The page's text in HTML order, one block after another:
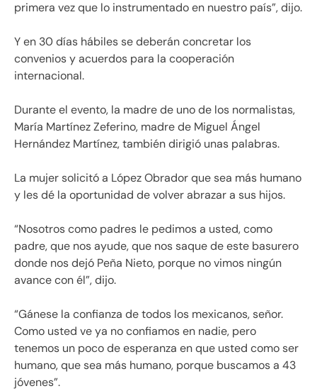
primera vez que lo instrumentado en nuestro país”, dijo.
Y en 30 días hábiles se deberán concretar los
convenios y acuerdos para la cooperación
internacional.
Durante el evento, la madre de uno de los normalistas,
María Martínez Zeferino, madre de Miguel Ángel
Hernández Martínez, también dirigió unas palabras.
La mujer solicitó a López Obrador que sea más humano
y les dé la oportunidad de volver abrazar a sus hijos.
“Nosotros como padres le pedimos a usted, como
padre, que nos ayude, que nos saque de este basurero
donde nos dejó Peña Nieto, porque no vimos ningún
avance con él”, dijo.
“Gánese la confianza de todos los mexicanos, señor.
Como usted ve ya no confiamos en nadie, pero
tenemos un poco de esperanza en que usted como ser
humano, que sea más humano, porque buscamos a 43
jóvenes”.